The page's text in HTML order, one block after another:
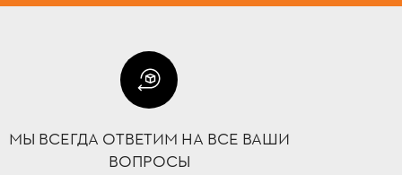
МЫ ВСЕГДА ОТВЕТИМ НА ВСЕ ВАШИ
ВОПРОСЫ